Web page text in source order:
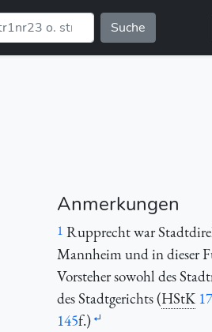
Suche
Anmerkungen
1 Rupprecht war
Mannheim und in dieser
Vorsteher sowohl des
des Stadtgerichts (HStK
145f.)